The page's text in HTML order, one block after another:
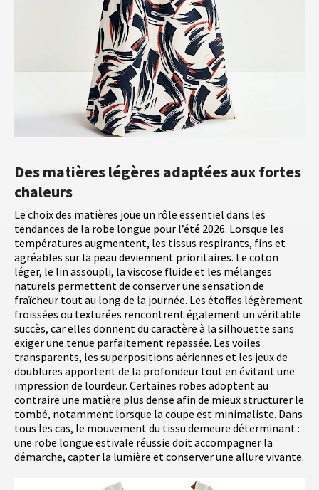
Des matières légères adaptées aux fortes
chaleurs
Le choix des matières joue un rôle essentiel dans les
tendances de la robe longue pour l’été 2026. Lorsque les
températures augmentent, les tissus respirants, fins et
agréables sur la peau deviennent prioritaires. Le coton
léger, le lin assoupli, la viscose fluide et les mélanges
naturels permettent de conserver une sensation de
fraîcheur tout au long de la journée. Les étoffes légèrement
froissées ou texturées rencontrent également un véritable
succès, car elles donnent du caractère à la silhouette sans
exiger une tenue parfaitement repassée. Les voiles
transparents, les superpositions aériennes et les jeux de
doublures apportent de la profondeur tout en évitant une
impression de lourdeur. Certaines robes adoptent au
contraire une matière plus dense afin de mieux structurer le
tombé, notamment lorsque la coupe est minimaliste. Dans
tous les cas, le mouvement du tissu demeure déterminant :
une robe longue estivale réussie doit accompagner la
démarche, capter la lumière et conserver une allure vivante.